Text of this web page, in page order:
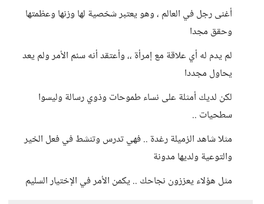
أغنى رجل في العالم ، وهو يعتبر شخصية لها وزنها وعظمتها
وحقق مجدا
لم يدم له أي علاقة مع إمرأة ،، وأعتقد أنه سئم الأمر ولم يعد
يحاول مجددا
لكن لديك أمثلة على نساء طموحات وذوي رسالة وليسوا
سطحيات ..
مثلا شاهد الزميلة رغدة .. فهي تدرس وتنشط في فعل الخير
والتوعية ولديها مدونة
مثل هؤلاء يعززون نجاحك .. يكمن الأمر في الإختيار السليم